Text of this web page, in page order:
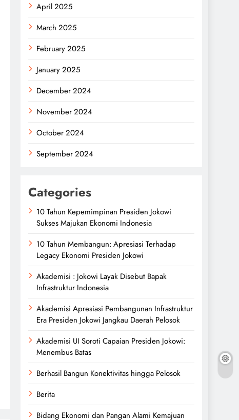
April 2025
March 2025
February 2025
January 2025
December 2024
November 2024
October 2024
September 2024
Categories
10 Tahun Kepemimpinan Presiden Jokowi
Sukses Majukan Ekonomi Indonesia
10 Tahun Membangun: Apresiasi Terhadap
Legacy Ekonomi Presiden Jokowi
Akademisi : Jokowi Layak Disebut Bapak
Infrastruktur Indonesia
Akademisi Apresiasi Pembangunan Infrastruktur
Era Presiden Jokowi Jangkau Daerah Pelosok
Akademisi UI Soroti Capaian Presiden Jokowi:
Menembus Batas
Berhasil Bangun Konektivitas hingga Pelosok
Berita
Bidang Ekonomi dan Pangan Alami Kemajuan